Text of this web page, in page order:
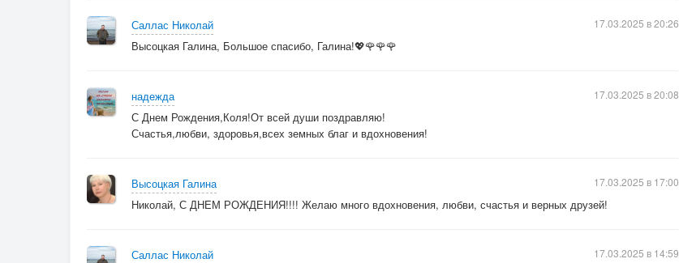
Саллас Николай
Высоцкая Галина, Большое спасибо, Галина!💖🌹🌹🌹
17.03.2025 в 20:26
надежда
С Днем Рождения,Коля!От всей души поздравляю!
Счастья,любви, здоровья,всех земных благ и вдохновения!
17.03.2025 в 20:08
Высоцкая Галина
Николай, С ДНЕМ РОЖДЕНИЯ!!!! Желаю много вдохновения, любви, счастья и верных друзей!
17.03.2025 в 17:00
Саллас Николай
17.03.2025 в 14:59